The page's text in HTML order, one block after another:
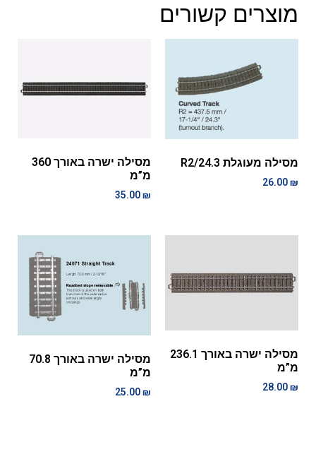
מוצרים קשורים
מסילה מעוגלת R2/24.3
26.00₪
מסילה ישרה באורך 360
מ”מ
35.00₪
מסילה ישרה באורך 236.1
מ”מ
28.00₪
מסילה ישרה באורך 70.8
מ”מ
25.00₪